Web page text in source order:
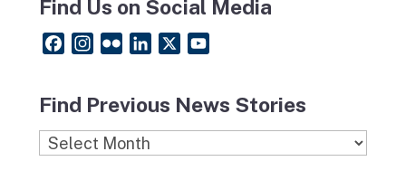
Find Us on Social Media
e
b
o
t
a
g
c
k
r
k
e
d
T
u
b
Find Previous News Stories
Find